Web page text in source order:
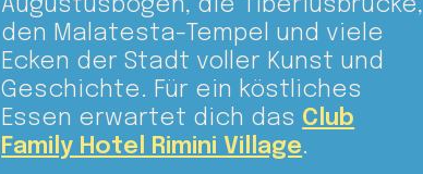
Augustusbogen, die Tiberiusbrücke,
den Malatesta-Tempel und viele
Ecken der Stadt voller Kunst und
Geschichte. Für ein köstliches
Essen erwartet dich das Club
Family Hotel Rimini Village.